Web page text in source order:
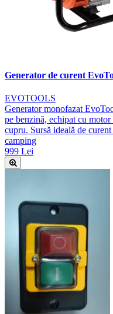
Generator de curent
EVOTOOLS
Generator monofazat
pe benzină, echipat cu
cupru. Sursă ideală de
camping
999 Lei